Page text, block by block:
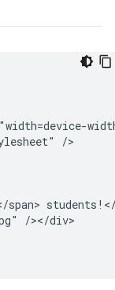
/>
span>
/></div>